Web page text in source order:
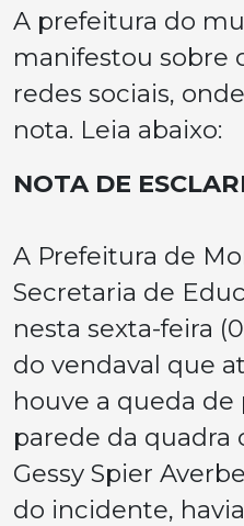
A prefeitura do
manifestou sobre
redes sociais,
nota. Leia abaixo:
NOTA DE
A Prefeitura de
Secretaria de
nesta sexta-feira
do vendaval que
houve a queda
parede da quadra
Gessy Spier
do incidente,